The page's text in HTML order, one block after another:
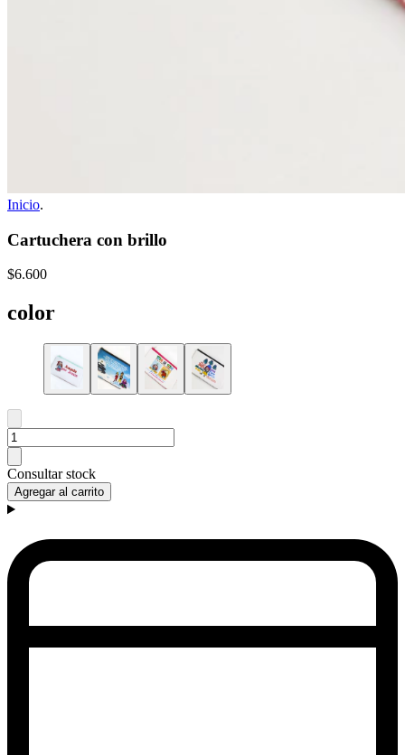
Inicio.
Cartuchera con brillo
$6.600
color
Consultar stock
Agregar al carrito